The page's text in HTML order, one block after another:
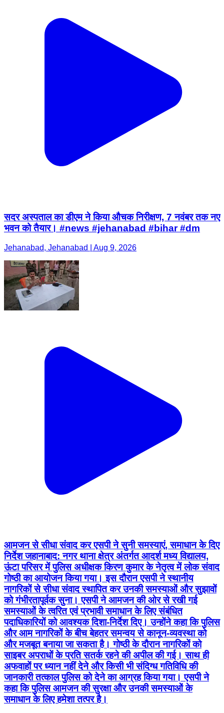
सदर अस्पताल का डीएम ने किया औचक निरीक्षण, 7 नवंबर तक नए
भवन को तैयार। #news #jehanabad #bihar #dm
Jehanabad, Jehanabad | Aug 9, 2026
आमजन से सीधा संवाद कर एसपी ने सुनी समस्याएं, समाधान के दिए
निर्देश जहानाबाद: नगर थाना क्षेत्र अंतर्गत आदर्श मध्य विद्यालय,
ऊंटा परिसर में पुलिस अधीक्षक किरण कुमार के नेतृत्व में लोक संवाद
गोष्ठी का आयोजन किया गया। इस दौरान एसपी ने स्थानीय
नागरिकों से सीधा संवाद स्थापित कर उनकी समस्याओं और सुझावों
को गंभीरतापूर्वक सुना। एसपी ने आमजन की ओर से रखी गई
समस्याओं के त्वरित एवं प्रभावी समाधान के लिए संबंधित
पदाधिकारियों को आवश्यक दिशा-निर्देश दिए। उन्होंने कहा कि पुलिस
और आम नागरिकों के बीच बेहतर समन्वय से कानून-व्यवस्था को
और मजबूत बनाया जा सकता है। गोष्ठी के दौरान नागरिकों को
साइबर अपराधों के प्रति सतर्क रहने की अपील की गई। साथ ही
अफवाहों पर ध्यान नहीं देने और किसी भी संदिग्ध गतिविधि की
जानकारी तत्काल पुलिस को देने का आग्रह किया गया। एसपी ने
कहा कि पुलिस आमजन की सुरक्षा और उनकी समस्याओं के
समाधान के लिए हमेशा तत्पर है।